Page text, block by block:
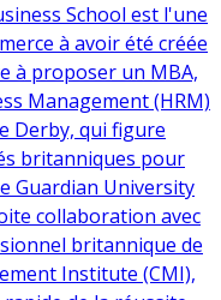
School est l'une
à avoir été créée
à proposer un MBA,
Management (HRM)
Derby, qui figure
britanniques pour
Guardian University
collaboration avec
britannique de
Institute (CMI),